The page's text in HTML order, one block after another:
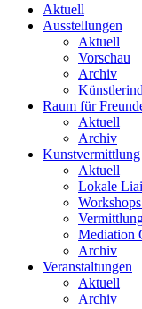
Aktuell
Ausstellungen
Aktuell
Vorschau
Archiv
Raum für
Aktuell
Archiv
Kunstvermittlung
Aktuell
Lokale
Mediation
Archiv
Veranstaltungen
Aktuell
Archiv